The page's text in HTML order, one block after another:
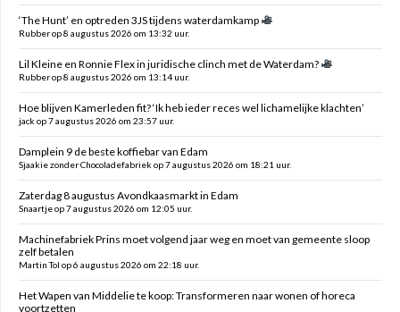
‘The Hunt’ en optreden 3JS tijdens waterdamkamp
Rubber op 8 augustus 2026 om 13:32 uur.
Lil Kleine en Ronnie Flex in juridische clinch met de Waterdam?
Rubber op 8 augustus 2026 om 13:14 uur.
Hoe blijven Kamerleden fit? ‘Ik heb ieder reces wel lichamelijke klachten’
jack op 7 augustus 2026 om 23:57 uur.
Damplein 9 de beste koffiebar van Edam
Sjaakie zonder Chocoladefabriek op 7 augustus 2026 om 18:21 uur.
Zaterdag 8 augustus Avondkaasmarkt in Edam
Snaartje op 7 augustus 2026 om 12:05 uur.
Machinefabriek Prins moet volgend jaar weg en moet van gemeente sloop
zelf betalen
Martin Tol op 6 augustus 2026 om 22:18 uur.
Het Wapen van Middelie te koop: Transformeren naar wonen of horeca
voortzetten